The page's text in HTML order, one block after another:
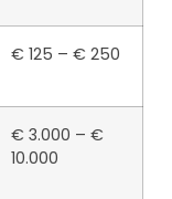
€ 125 – € 250
€ 3.000 – €
10.000